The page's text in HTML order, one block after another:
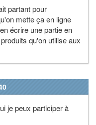
partant pour
mette ça en ligne
écrire une partie en
qu'on utilise aux
je peux participer à